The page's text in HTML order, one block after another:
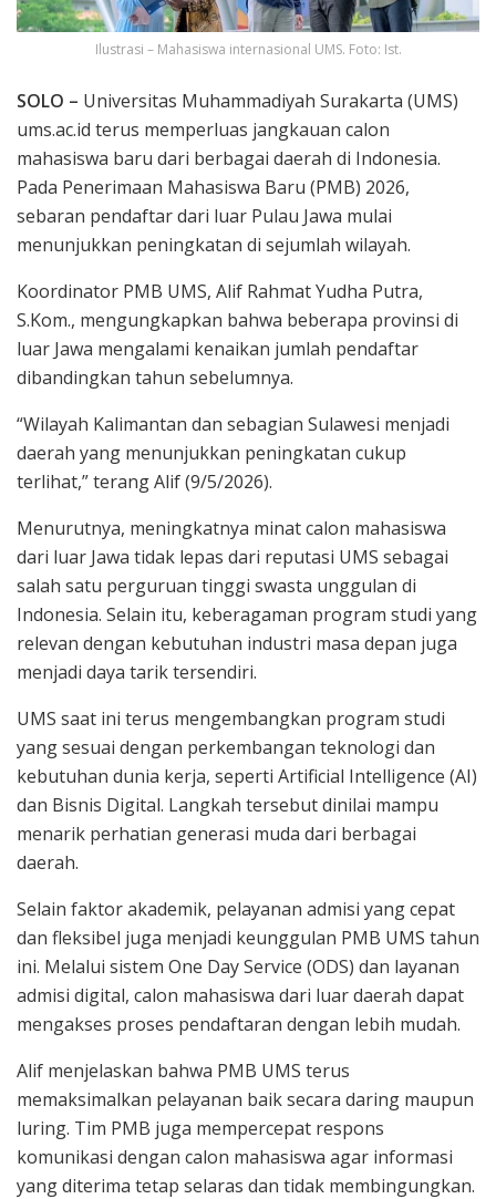
Ilustrasi – Mahasiswa internasional UMS. Foto: Ist.
SOLO – Universitas Muhammadiyah Surakarta (UMS)
ums.ac.id terus memperluas jangkauan calon
mahasiswa baru dari berbagai daerah di Indonesia.
Pada Penerimaan Mahasiswa Baru (PMB) 2026,
sebaran pendaftar dari luar Pulau Jawa mulai
menunjukkan peningkatan di sejumlah wilayah.
Koordinator PMB UMS, Alif Rahmat Yudha Putra,
S.Kom., mengungkapkan bahwa beberapa provinsi di
luar Jawa mengalami kenaikan jumlah pendaftar
dibandingkan tahun sebelumnya.
“Wilayah Kalimantan dan sebagian Sulawesi menjadi
daerah yang menunjukkan peningkatan cukup
terlihat,” terang Alif (9/5/2026).
Menurutnya, meningkatnya minat calon mahasiswa
dari luar Jawa tidak lepas dari reputasi UMS sebagai
salah satu perguruan tinggi swasta unggulan di
Indonesia. Selain itu, keberagaman program studi yang
relevan dengan kebutuhan industri masa depan juga
menjadi daya tarik tersendiri.
UMS saat ini terus mengembangkan program studi
yang sesuai dengan perkembangan teknologi dan
kebutuhan dunia kerja, seperti Artificial Intelligence (AI)
dan Bisnis Digital. Langkah tersebut dinilai mampu
menarik perhatian generasi muda dari berbagai
daerah.
Selain faktor akademik, pelayanan admisi yang cepat
dan fleksibel juga menjadi keunggulan PMB UMS tahun
ini. Melalui sistem One Day Service (ODS) dan layanan
admisi digital, calon mahasiswa dari luar daerah dapat
mengakses proses pendaftaran dengan lebih mudah.
Alif menjelaskan bahwa PMB UMS terus
memaksimalkan pelayanan baik secara daring maupun
luring. Tim PMB juga mempercepat respons
komunikasi dengan calon mahasiswa agar informasi
yang diterima tetap selaras dan tidak membingungkan.